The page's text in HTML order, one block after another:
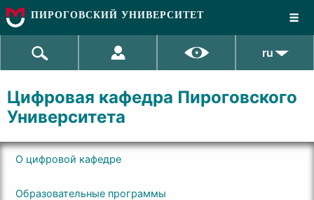
ПИРОГОВСКИЙ УНИВЕРСИТЕТ
ru
Цифровая кафедра Пироговского
Университета
О цифровой кафедре
Образовательные программы